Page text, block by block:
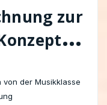
zur
–
von der Musikklasse